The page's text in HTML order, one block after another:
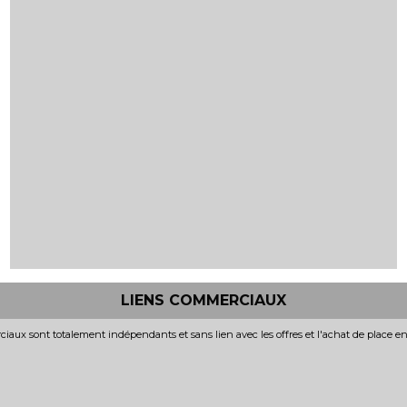
LIENS COMMERCIAUX
sont totalement indépendants et sans lien avec les offres et l'achat de place